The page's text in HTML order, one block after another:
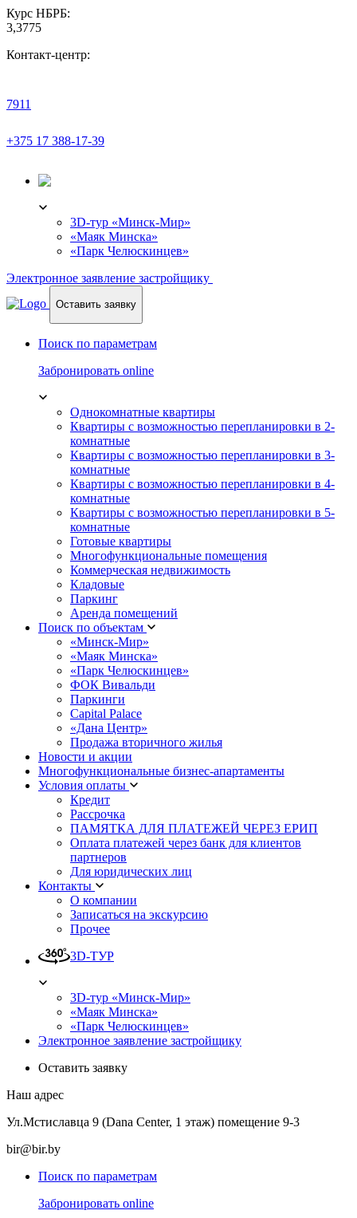
Курс НБРБ:
3,3775
Контакт-центр:
7911
+375 17 388-17-39
3D-тур «Минск-Мир»
«Маяк Минска»
«Парк Челюскинцев»
Электронное заявление застройщику
Оставить заявку
Поиск по параметрам
Забронировать online
Однокомнатные квартиры
Квартиры с возможностью перепланировки в 2-
комнатные
Квартиры с возможностью перепланировки в 3-
комнатные
Квартиры с возможностью перепланировки в 4-
комнатные
Квартиры с возможностью перепланировки в 5-
комнатные
Готовые квартиры
Многофункциональные помещения
Коммерческая недвижимость
Кладовые
Паркинг
Аренда помещений
Поиск по объектам
«Минск-Мир»
«Маяк Минска»
«Парк Челюскинцев»
ФОК Вивальди
Паркинги
Capital Palace
«Дана Центр»
Продажа вторичного жилья
Новости и акции
Многофункциональные бизнес-апартаменты
Условия оплаты
Кредит
Рассрочка
ПАМЯТКА ДЛЯ ПЛАТЕЖЕЙ ЧЕРЕЗ ЕРИП
Оплата платежей через банк для клиентов
партнеров
Для юридических лиц
Контакты
О компании
Записаться на экскурсию
Прочее
3D-ТУР
3D-тур «Минск-Мир»
«Маяк Минска»
«Парк Челюскинцев»
Электронное заявление застройщику
Оставить заявку
Наш адрес
Ул.Мстиславца 9 (Dana Center, 1 этаж) помещение 9-3
bir@bir.by
Поиск по параметрам
Забронировать online